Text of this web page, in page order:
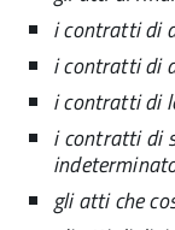
i contratti di
i contratti di
i contratti di
i contratti di
gli atti che